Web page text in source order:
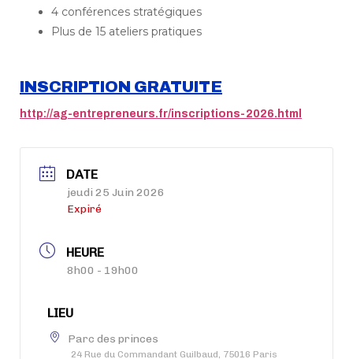
4 conférences stratégiques
Plus de 15 ateliers pratiques
INSCRIPTION GRATUITE
http://ag-entrepreneurs.fr/inscriptions-2026.html
DATE
jeudi 25 Juin 2026
Expiré
HEURE
8h00 - 19h00
LIEU
Parc des princes
24 Rue du Commandant Guilbaud, 75016 Paris